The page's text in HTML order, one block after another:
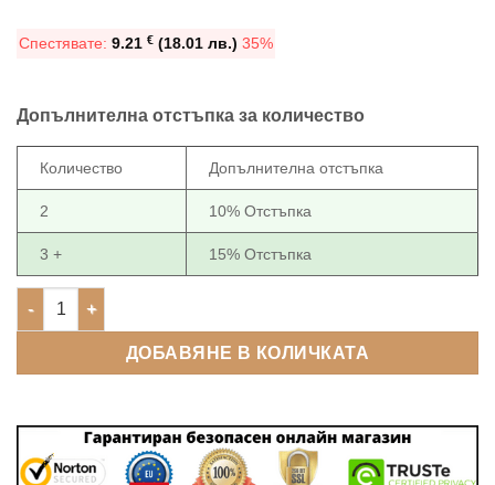
(51.01
16.87 €
лв.).
Спестявате: 9.21 € (18.01 лв.) 35%
Допълнителна отстъпка за количество
Количество Допълнителна отстъпка
2 10% Отстъпка
3 + 15% Отстъпка
количество за Соларни лампи с 8 диоди (4 части) (1 година
ДОБАВЯНЕ В КОЛИЧКАТА